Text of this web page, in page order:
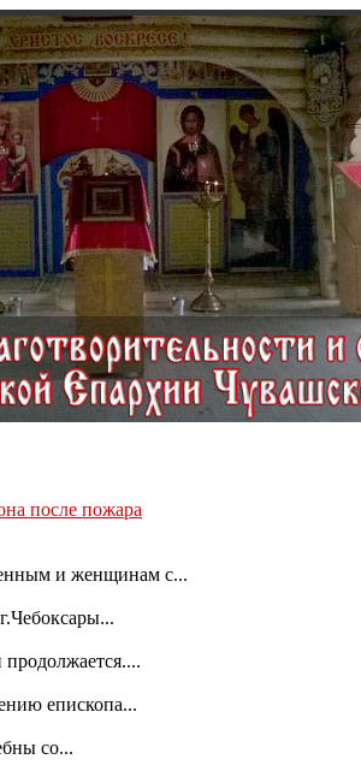
после пожара
и женщинам с...
епископа...
со...